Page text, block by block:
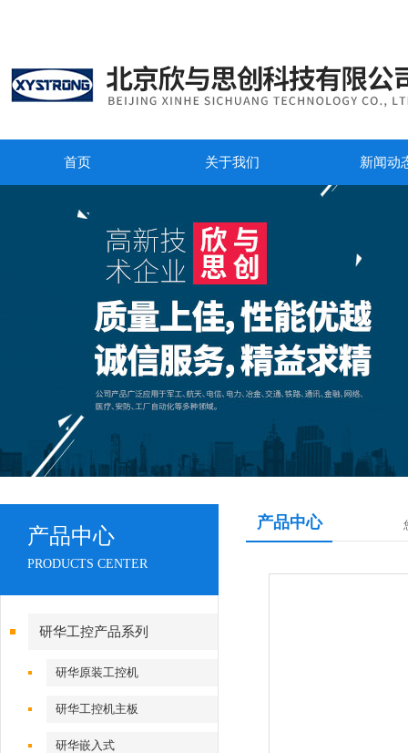
首页 关于我们 新闻动
产品中心
PRODUCTS CENTER
研华工控产品系列
研华原装工控机
研华工控机主板
研华嵌入式
产品中心